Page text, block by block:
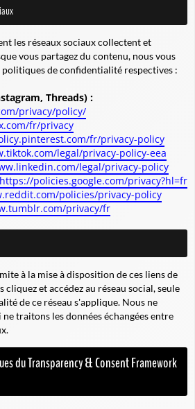
les réseaux sociaux collectent et
vous partagez du contenu, nous vous
de confidentialité respectives :
Threads) :
privacy/policy/
fr/privacy
fr/privacy-policy
legal/privacy-policy-eea
legal/privacy-policy
https://policies.google.com/privacy?hl=fr
policies/privacy-policy
privacy/fr
à la mise à disposition de ces liens de
cliquez et accédez au réseau social, seule
de ce réseau s'applique. Nous ne
traitons les données échangées entre
du Transparency & Consent Framework